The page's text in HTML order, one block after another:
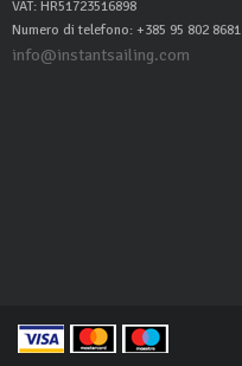
VAT: HR51723516898
Numero di telefono: +385 95 802 8681
info@instantsailing.com